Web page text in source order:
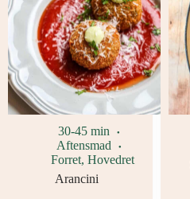
30-45 min
Aftensmad
Forret, Hovedret
Arancini